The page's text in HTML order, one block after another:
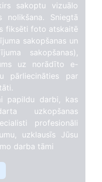
sakoptu vizuālo
Sniegtā
fiksēti foto atskaitē
sakopšanas un
sakopšanas),
uz norādīto e-
pārliecināties par
papildu darbi, kas
uzkopšanas
profesionāli
uzklausīs Jūsu
darba tāmi